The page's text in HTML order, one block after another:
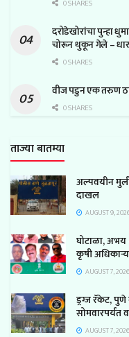
0 SHARES
दरोडेखोरांचा पुन्हा
चोरून थुकून गेले –
0 SHARES
वीज पडुन एक तरुण
0 SHARES
ताज्या बातम्या
अल्पवयीन
दाखल
AUGUST 9,
घोटाळा, अभय
कृषी
AUGUST 7, 2026
ड्रग्ज रॅकेट,
सोमवारपर्यंत
AUGUST 7, 2026